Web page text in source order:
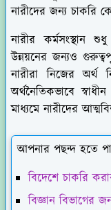
নারীদের জন্য চাকরি
নারীর কর্মসংস্থান
উন্নয়নের জন্যও
নারীরা নিজের
অর্থনৈতিকভাবে
মাধ্যমে নারীদের
আপনার পছন্দ হতে
বিদেশে চাকরি
বিজ্ঞান বিভাগের